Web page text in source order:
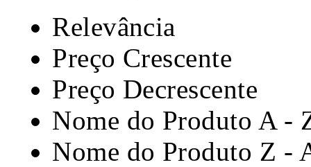
Relevância
Preço Crescente
Preço Decrescente
Nome do Produto A -
Nome do Produto Z -